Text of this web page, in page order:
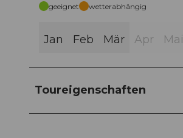
geeignet wetterabhängig
Jan Feb Mär Apr Mai
Toureigenschaften